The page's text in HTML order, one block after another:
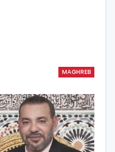
MAGHREB